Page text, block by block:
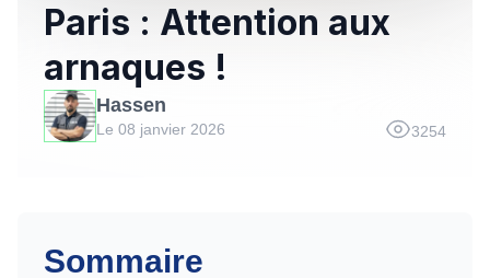
Paris : Attention aux
arnaques !
Hassen
Le 08 janvier 2026 3254
Sommaire